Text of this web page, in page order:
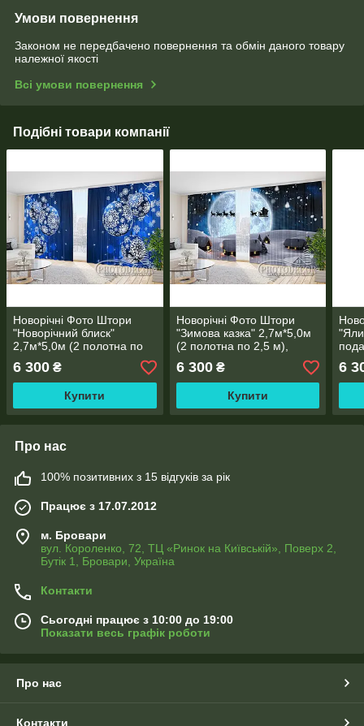
Умови повернення
Законом не передбачено повернення та обмін даного товару
належної якості
Всі умови повернення
Подібні товари компанії
Новорічні Фото Штори
"Новорічний блиск"
2,7м*5,0м (2 полотна по
6 300 ₴
Купити
Новорічні Фото Штори
"Зимова казка" 2,7м*5,0м
(2 полотна по 2,5 м),
6 300₴
Купити
6
Про нас
100% позитивних з 15 відгуків за рік
Працює з 17.07.2012
м. Бровари
вул. Короленко, 72, ТЦ «Ринок на Київській», Поверх 2,
Бутік 1, Бровари, Україна
Контакти
Сьогодні працює з 10:00 до 19:00
Показати весь графік роботи
Про нас
Контакти